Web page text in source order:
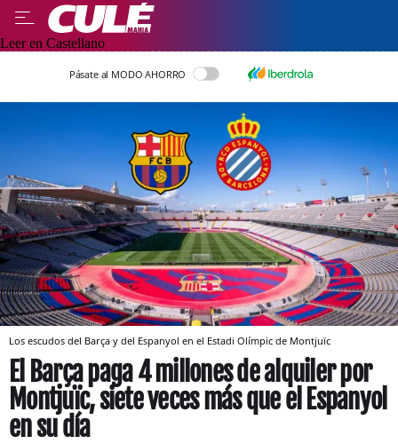
Leer en Castellano
Pásate al MODO AHORRO
Los escudos del Barça y del Espanyol en el Estadi Olímpic de Montjuïc
El Barça paga 4 millones de alquiler por
Montjuïc, siete veces más que el Espanyol
en su día